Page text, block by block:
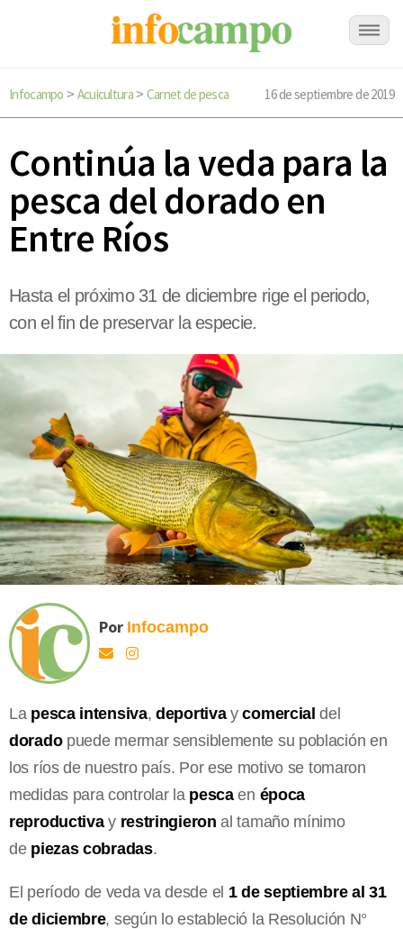
Infocampo > Acuicultura> Carnet de pesca 16 de septiembre de 2019
Continúa la veda para la
pesca del dorado en
Entre Ríos
Hasta el próximo 31 de diciembre rige el periodo,
con el fin de preservar la especie.
Por Infocampo
La pesca intensiva,deportivaycomercialdel
doradopuede mermar sensiblemente su población en
los ríos de nuestro país. Por ese motivo se tomaron
medidas para controlar la pescaen época
reproductivay restringieronal tamaño mínimo
de piezas cobradas.
El período de veda va desde el 1 de septiembre al 31
de diciembre, según lo estableció la Resolución N°